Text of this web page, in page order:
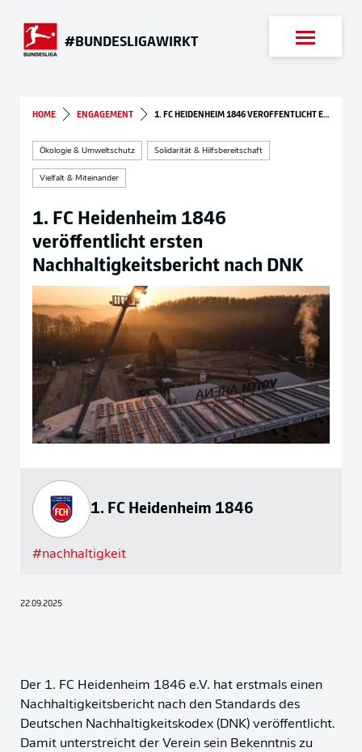
#BUNDESLIGAWIRKT
Suche
HOME ENGAGEMENT 1. FC HEIDENHEIM 1846 VERÖFFENTLICHT ERSTEN NACHHALTIGKEITSBERICHT NACH DNK
Ökologie & Umweltschutz Solidarität & Hilfsbereitschaft
Vielfalt & Miteinander
1. FC Heidenheim 1846
veröffentlicht ersten
Nachhaltigkeitsbericht nach DNK
1. FC Heidenheim 1846
#nachhaltigkeit
22.09.2025
Der 1. FC Heidenheim 1846 e.V. hat erstmals einen
Nachhaltigkeitsbericht nach den Standards des
Deutschen Nachhaltigkeitskodex (DNK) veröffentlicht.
Damit unterstreicht der Verein sein Bekenntnis zu